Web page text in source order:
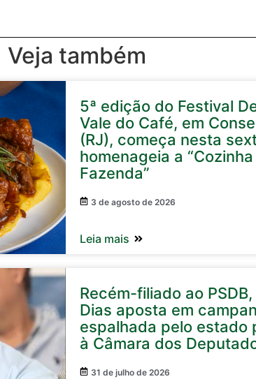
Veja também
5ª edição do Festival
Vale do Café, em
(RJ), começa nesta
homenageia a
Fazenda”
3 de agosto de 2026
Leia mais
Recém-filiado ao
Dias aposta em
espalhada pelo estado
à Câmara dos
31 de julho de 2026